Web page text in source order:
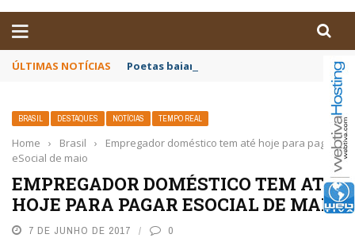
ÚLTIMAS NOTÍCIAS Poetas baianos representam o Brasil no
BRASIL DESTAQUES NOTÍCIAS TEMPO REAL
Home › Brasil ›
Empregador doméstico tem até hoje para pagar
eSocial de maio
EMPREGADOR DOMÉSTICO TEM ATÉ
HOJE PARA PAGAR ESOCIAL DE MAIO
7 DE JUNHO DE 2017 0